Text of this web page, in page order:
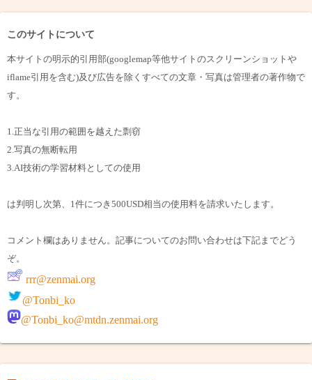
このサイトについて
本サイトの明示的引用部(googlemap等他サイトのスクリーンショットや
iflame引用を含む)及び広告を除くすべての文章・写真は管理者の著作物で
す。
1.正当な引用の範囲を越えた剽窃
2.写真の無断転用
3.AI技術の学習材料としての使用
は判明し次第、1件につき500USD相当の使用料を請求いたします。
コメント欄はありません。記事についてのお問い合わせは下記までどう
ぞ。
rrr@zenmai.org
@Tonbi_ko
@Tonbi_ko@mtdn.zenmai.org